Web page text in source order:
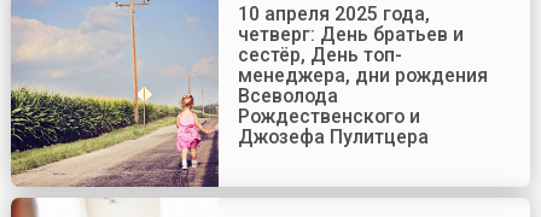
10 апреля 2025 года,
четверг: День братьев и
сестёр, День топ-
менеджера, дни рождения
Всеволода
Рождественского и
Джозефа Пулитцера